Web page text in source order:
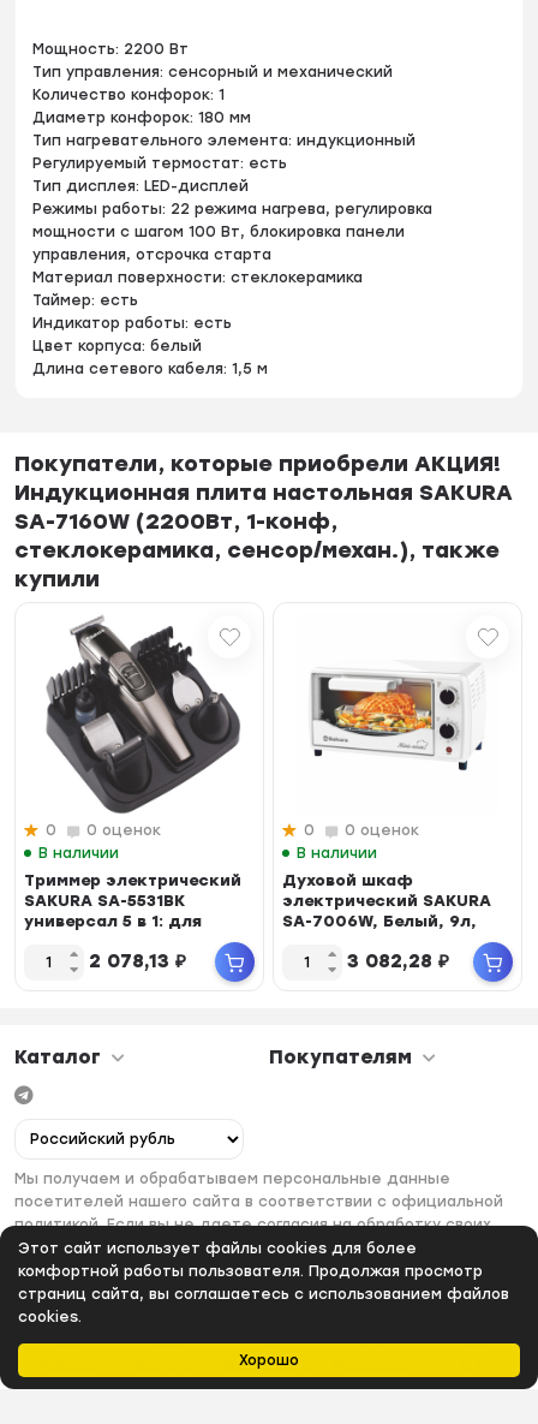
Хорошо
Этот сайт использует файлы cookies для более
комфортной работы пользователя. Продолжая просмотр
страниц сайта, вы соглашаетесь с использованием файлов
cookies.
Избранное
Мощность: 2200 Вт
Тип управления: сенсорный и механический
Количество конфорок: 1
Диаметр конфорок: 180 мм
Тип нагревательного элемента: индукционный
Регулируемый термостат: есть
Тип дисплея: LED-дисплей
Режимы работы: 22 режима нагрева, регулировка
мощности с шагом 100 Вт, блокировка панели
управления, отсрочка старта
Материал поверхности: стеклокерамика
Таймер: есть
Индикатор работы: есть
Цвет корпуса: белый
Длина сетевого кабеля: 1,5 м
Покупатели, которые приобрели АКЦИЯ!
Индукционная плита настольная SAKURA
SA-7160W (2200Вт, 1-конф,
стеклокерамика, сенсор/механ.), также
купили
0
0 оценок
В наличии
Триммер электрический
SAKURA SA-5531BK
универсал 5 в 1: для
2 078,13 ₽
0
0 оценок
В наличии
Духовой шкаф
электрический SAKURA
SA-7006W, Белый, 9л,
900Вт, таймер 60мин., ...
3 082,28 ₽
Каталог Покупателям
Мы получаем и обрабатываем персональные данные
посетителей нашего сайта в соответствии с официальной
политикой. Если вы не даете согласия на обработку своих
персональных данных, вам необходимо покинуть наш сайт.